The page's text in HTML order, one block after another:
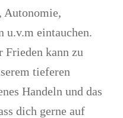
Autonomie,
eintauchen.
Frieden kann zu
tieferen
Handeln und das
dich gerne auf